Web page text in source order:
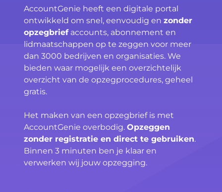
AccountGenie heeft een digitale portal
ontwikkeld om snel, eenvoudig en zonder
opzegbriefaccounts, abonnement en
lidmaatschappen op te zeggen voor meer
dan 3000 bedrijven en organisaties. We
bieden waar mogelijk een overzichtelijk
overzicht van de opzegprocedures, geheel
gratis.
Het maken van een opzegbrief is met
AccountGenie overbodig. Opzeggen
zonder registratie en direct te gebruiken.
Binnen 3 minuten ben je klaar en
verwerken wij jouw opzegging.